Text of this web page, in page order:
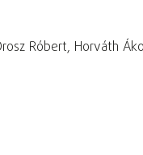
Róbert, Horváth